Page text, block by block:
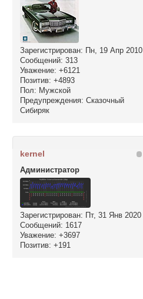
Зарегистрирован: Пн, 19 Апр 2010
Сообщений: 313
Уважение: +6121
Позитив: +4893
Пол: Мужской
Предупреждения: Сказочный
Сибиряк
kernel
Администратор
Зарегистрирован: Пт, 31 Янв 2020
Сообщений: 1617
Уважение: +3697
Позитив: +191